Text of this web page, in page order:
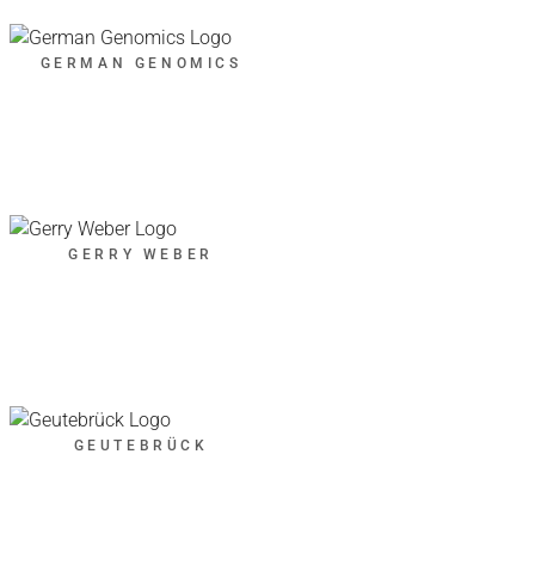
GERMAN GENOMICS
GERRY WEBER
GEUTEBRÜCK